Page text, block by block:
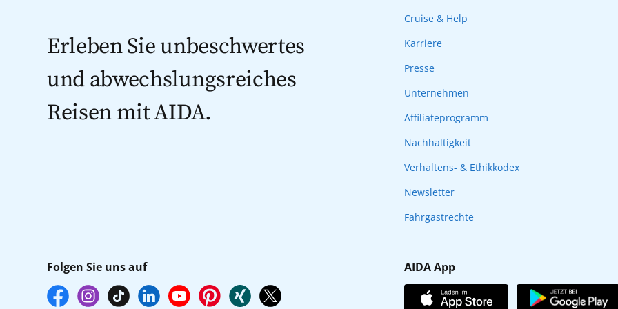
Erleben Sie unbeschwertes
und abwechslungsreiches
Reisen mit AIDA.
Folgen Sie uns auf
Cruise & Help
Karriere
Presse
Unternehmen
Affiliateprogramm
Nachhaltigkeit
Verhaltens- & Ethikkodex
Newsletter
Fahrgastrechte
AIDA App